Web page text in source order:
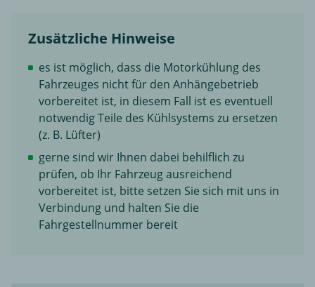
Zusätzliche Hinweise
es ist möglich, dass die Motorkühlung des
Fahrzeuges nicht für den Anhängebetrieb
vorbereitet ist, in diesem Fall ist es eventuell
notwendig Teile des Kühlsystems zu ersetzen
(z. B. Lüfter)
gerne sind wir Ihnen dabei behilflich zu
prüfen, ob Ihr Fahrzeug ausreichend
vorbereitet ist, bitte setzen Sie sich mit uns in
Verbindung und halten Sie die
Fahrgestellnummer bereit